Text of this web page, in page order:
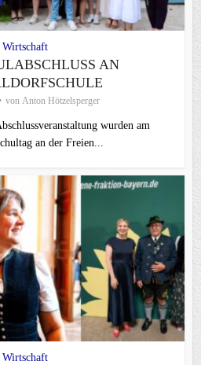
Wirtschaft
AN
von Anton Hötzelsperger
wurden am
an der Freien...
Wirtschaft